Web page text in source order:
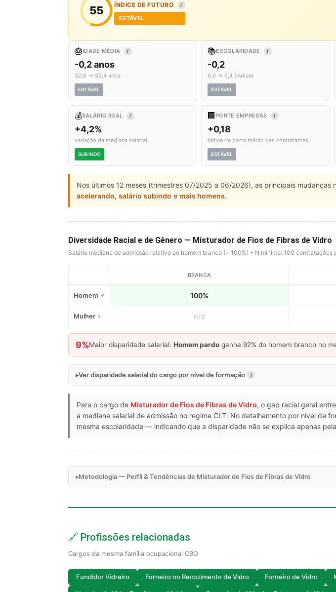
55 ÍNDICE DE FUTURO I
ESTÁVEL
🎂IDADE MÉDIA I
-0,2 anos
32,6 → 32,4 anos
ESTÁVEL
📚ESCOLARIDADE I
-0,2
6,6 → 6,4 (índice)
ESTÁVEL
💰SALÁRIO REAL I
+4,2%
variação da mediana salarial
SUBINDO
🏢 PORTE EMPRESAS I
+0,18
índice de porte médio das contratantes
ESTÁVEL
Nos últimos 12 meses (trimestres 07/2025 a 06/2026), as principais mudanças
acelerando, salário subindo e mais homens.
Diversidade Racial e de Gênero — Misturador de Fios de Fibras de Vidro
Salário mediano de admissão relativo ao homem branco (= 100%) • N mínimo: 100 contratações
BRANCA
Homem ♂ 100%
Mulher ♀ n/d
9%Maior disparidade salarial: Homem pardo ganha 92% do homem branco no
Ver disparidade salarial do cargo por nível de formação i
Para o cargo de Misturador de Fios de Fibras de Vidro, o gap racial geral
a mediana salarial de admissão no regime CLT. No detalhamento por nível de
mesma escolaridade — indicando que a disparidade não se explica apenas
Metodologia — Perfil & Tendências de Misturador de Fios de Fibras de Vidro
🔗 Profissões relacionadas
Cargos da mesma família ocupacional CBO
Fundidor Vidreiro Forneiro no Recozimento de Vidro Forneiro de Vidro